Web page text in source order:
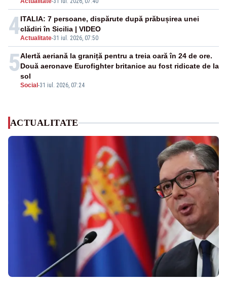
4Actualitate-31 iul. 2026, 07:50
ITALIA: 7 persoane, dispărute după prăbușirea unei
clădiri în Sicilia | VIDEO
5
Social -31 iul. 2026, 07:24
Alertă aeriană la graniță pentru a treia oară în 24 de ore.
Două aeronave Eurofighter britanice au fost ridicate de la
sol
ACTUALITATE